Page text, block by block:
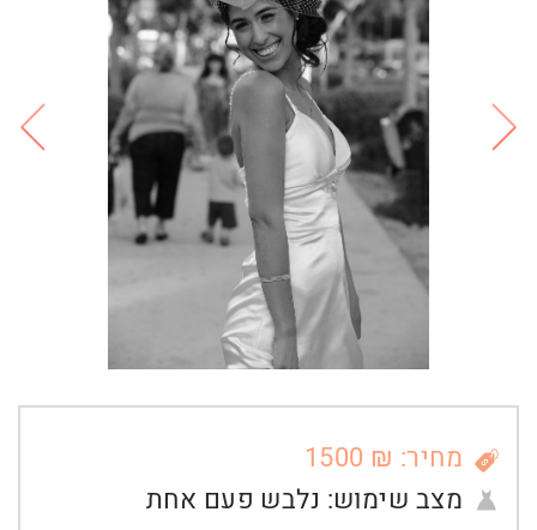
מחיר: ₪ 1500
מצב שימוש: נלבש פעם אחת